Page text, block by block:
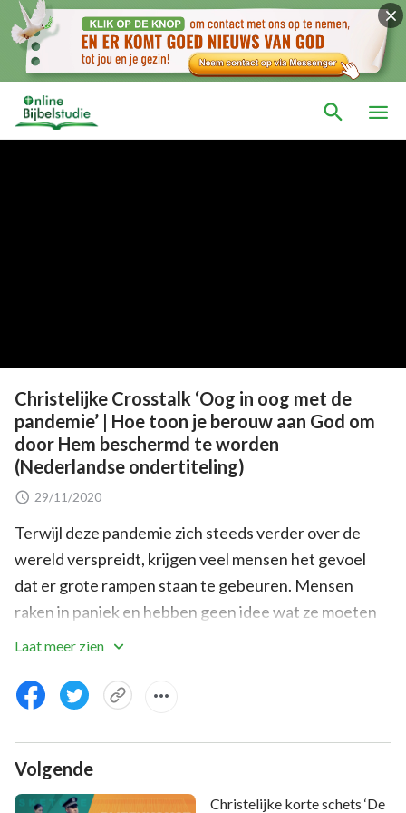
Christelijke Crosstalk ‘Oog in oog met de
pandemie’ | Hoe toon je berouw aan God om
door Hem beschermd te worden
(Nederlandse ondertiteling)
29/11/2020
Terwijl deze pandemie zich steeds verder over de
wereld verspreidt, krijgen veel mensen het gevoel
dat er grote rampen staan te gebeuren. Mensen
raken in paniek en hebben geen idee wat ze moeten
doen, behalve zich afzonderen en thuisblijven. Ze
beschermen of aan de grote rampen kunnen
ontkomen. Lang geleden profeteerde de Heer Jezus:
“Het ene volk zal tegen het andere ten strijde trekken
en het ene koninkrijk zal de strijd aanbinden met het
andere, er zullen zware aardbevingen komen en
Laat meer zien
Volgende
Christelijke korte schets ‘De